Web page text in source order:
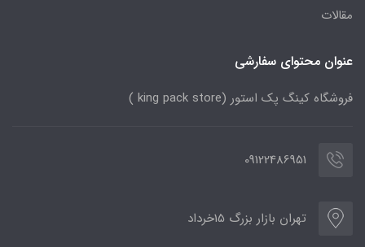
مقالات
عنوان محتوای سفارشی
فروشگاه کینگ پک استور (king pack store )
09122486951
تهران بازار بزرگ 15خرداد